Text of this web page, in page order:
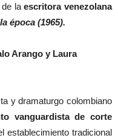
de laescritora venezolana
época (1965).
Arango y Laura
y dramaturgo colombiano
vanguardista de corte
establecimiento tradicional